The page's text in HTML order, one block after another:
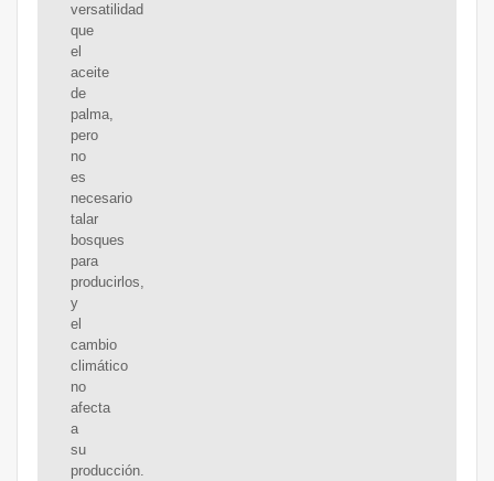
versatilidad
que
el
aceite
de
palma,
pero
no
es
necesario
talar
bosques
para
producirlos,
y
el
cambio
climático
no
afecta
a
su
producción.